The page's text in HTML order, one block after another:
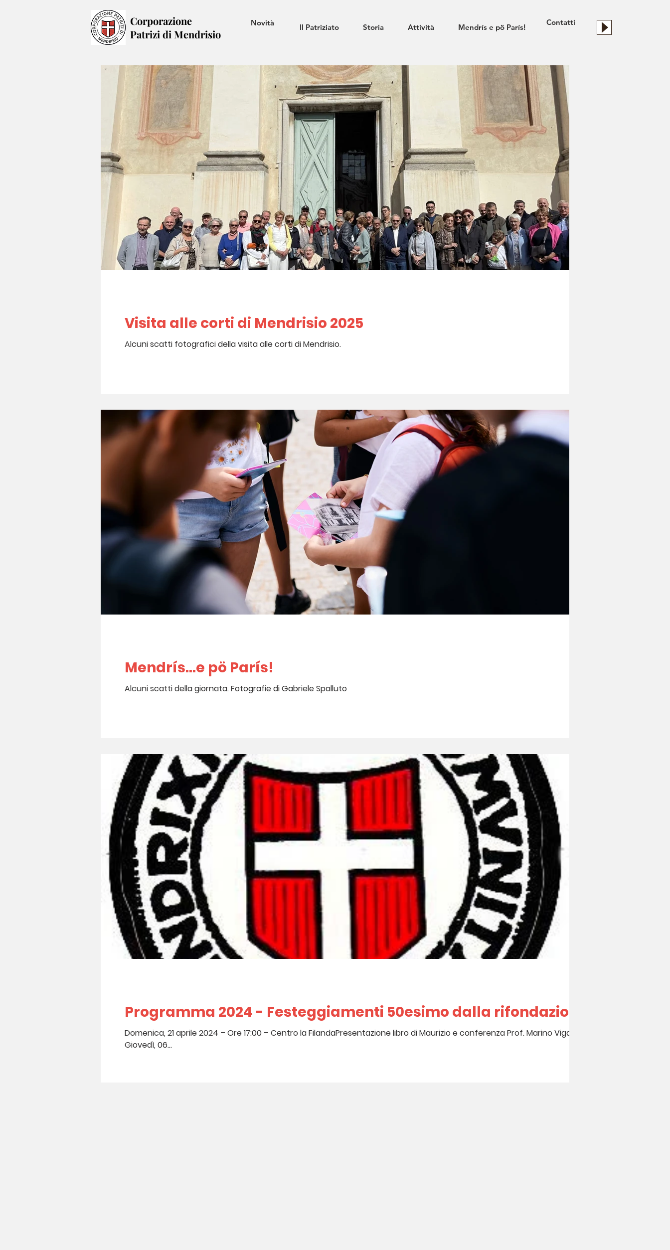
Corporazione
Patrizi di Mendrisio
Novità Il Patriziato Storia Attività Mendrís e pö París!
Contatti
Visita alle corti di Mendrisio 2025
Alcuni scatti fotografici della visita alle corti di Mendrisio.
Mendrís...e pö París!
Alcuni scatti della giornata. Fotografie di Gabriele Spalluto
Programma 2024 - Festeggiamenti 50esimo dalla rifondazione
Domenica, 21 aprile 2024 – Ore 17:00 – Centro la FilandaPresentazione libro di Maurizio e conferenza Prof. Marino Viganò
Giovedì, 06...